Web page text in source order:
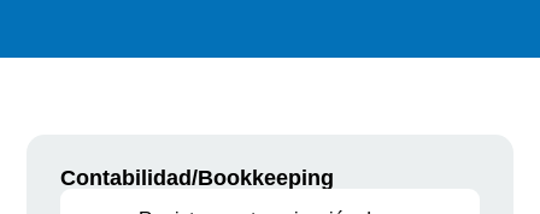
Contabilidad/Bookkeeping